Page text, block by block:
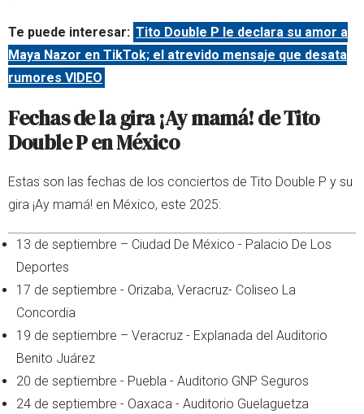
Te puede interesar: Tito Double P le declara su amor a
Maya Nazor en TikTok; el atrevido mensaje que desata
rumores VIDEO
Fechas de la gira ¡Ay mamá! de Tito
Double P en México
Estas son las fechas de los conciertos de Tito Double P y su
gira ¡Ay mamá! en México, este 2025:
13 de septiembre – Ciudad De México - Palacio De Los
Deportes
17 de septiembre - Orizaba, Veracruz- Coliseo La
Concordia
19 de septiembre – Veracruz - Explanada del Auditorio
Benito Juárez
20 de septiembre - Puebla - Auditorio GNP Seguros
24 de septiembre - Oaxaca - Auditorio Guelaguetza